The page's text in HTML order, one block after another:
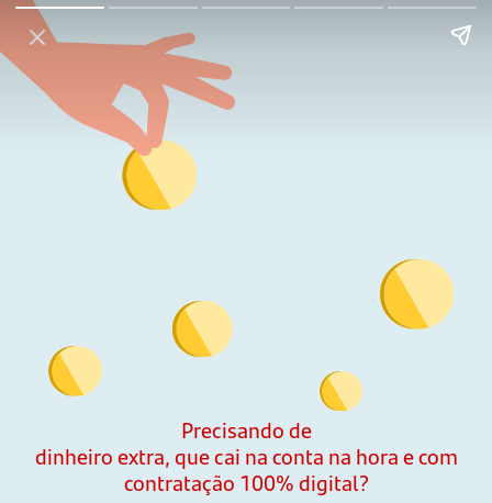
Precisando de
dinheiro extra, que cai na conta na hora e com
contratação 100% digital?